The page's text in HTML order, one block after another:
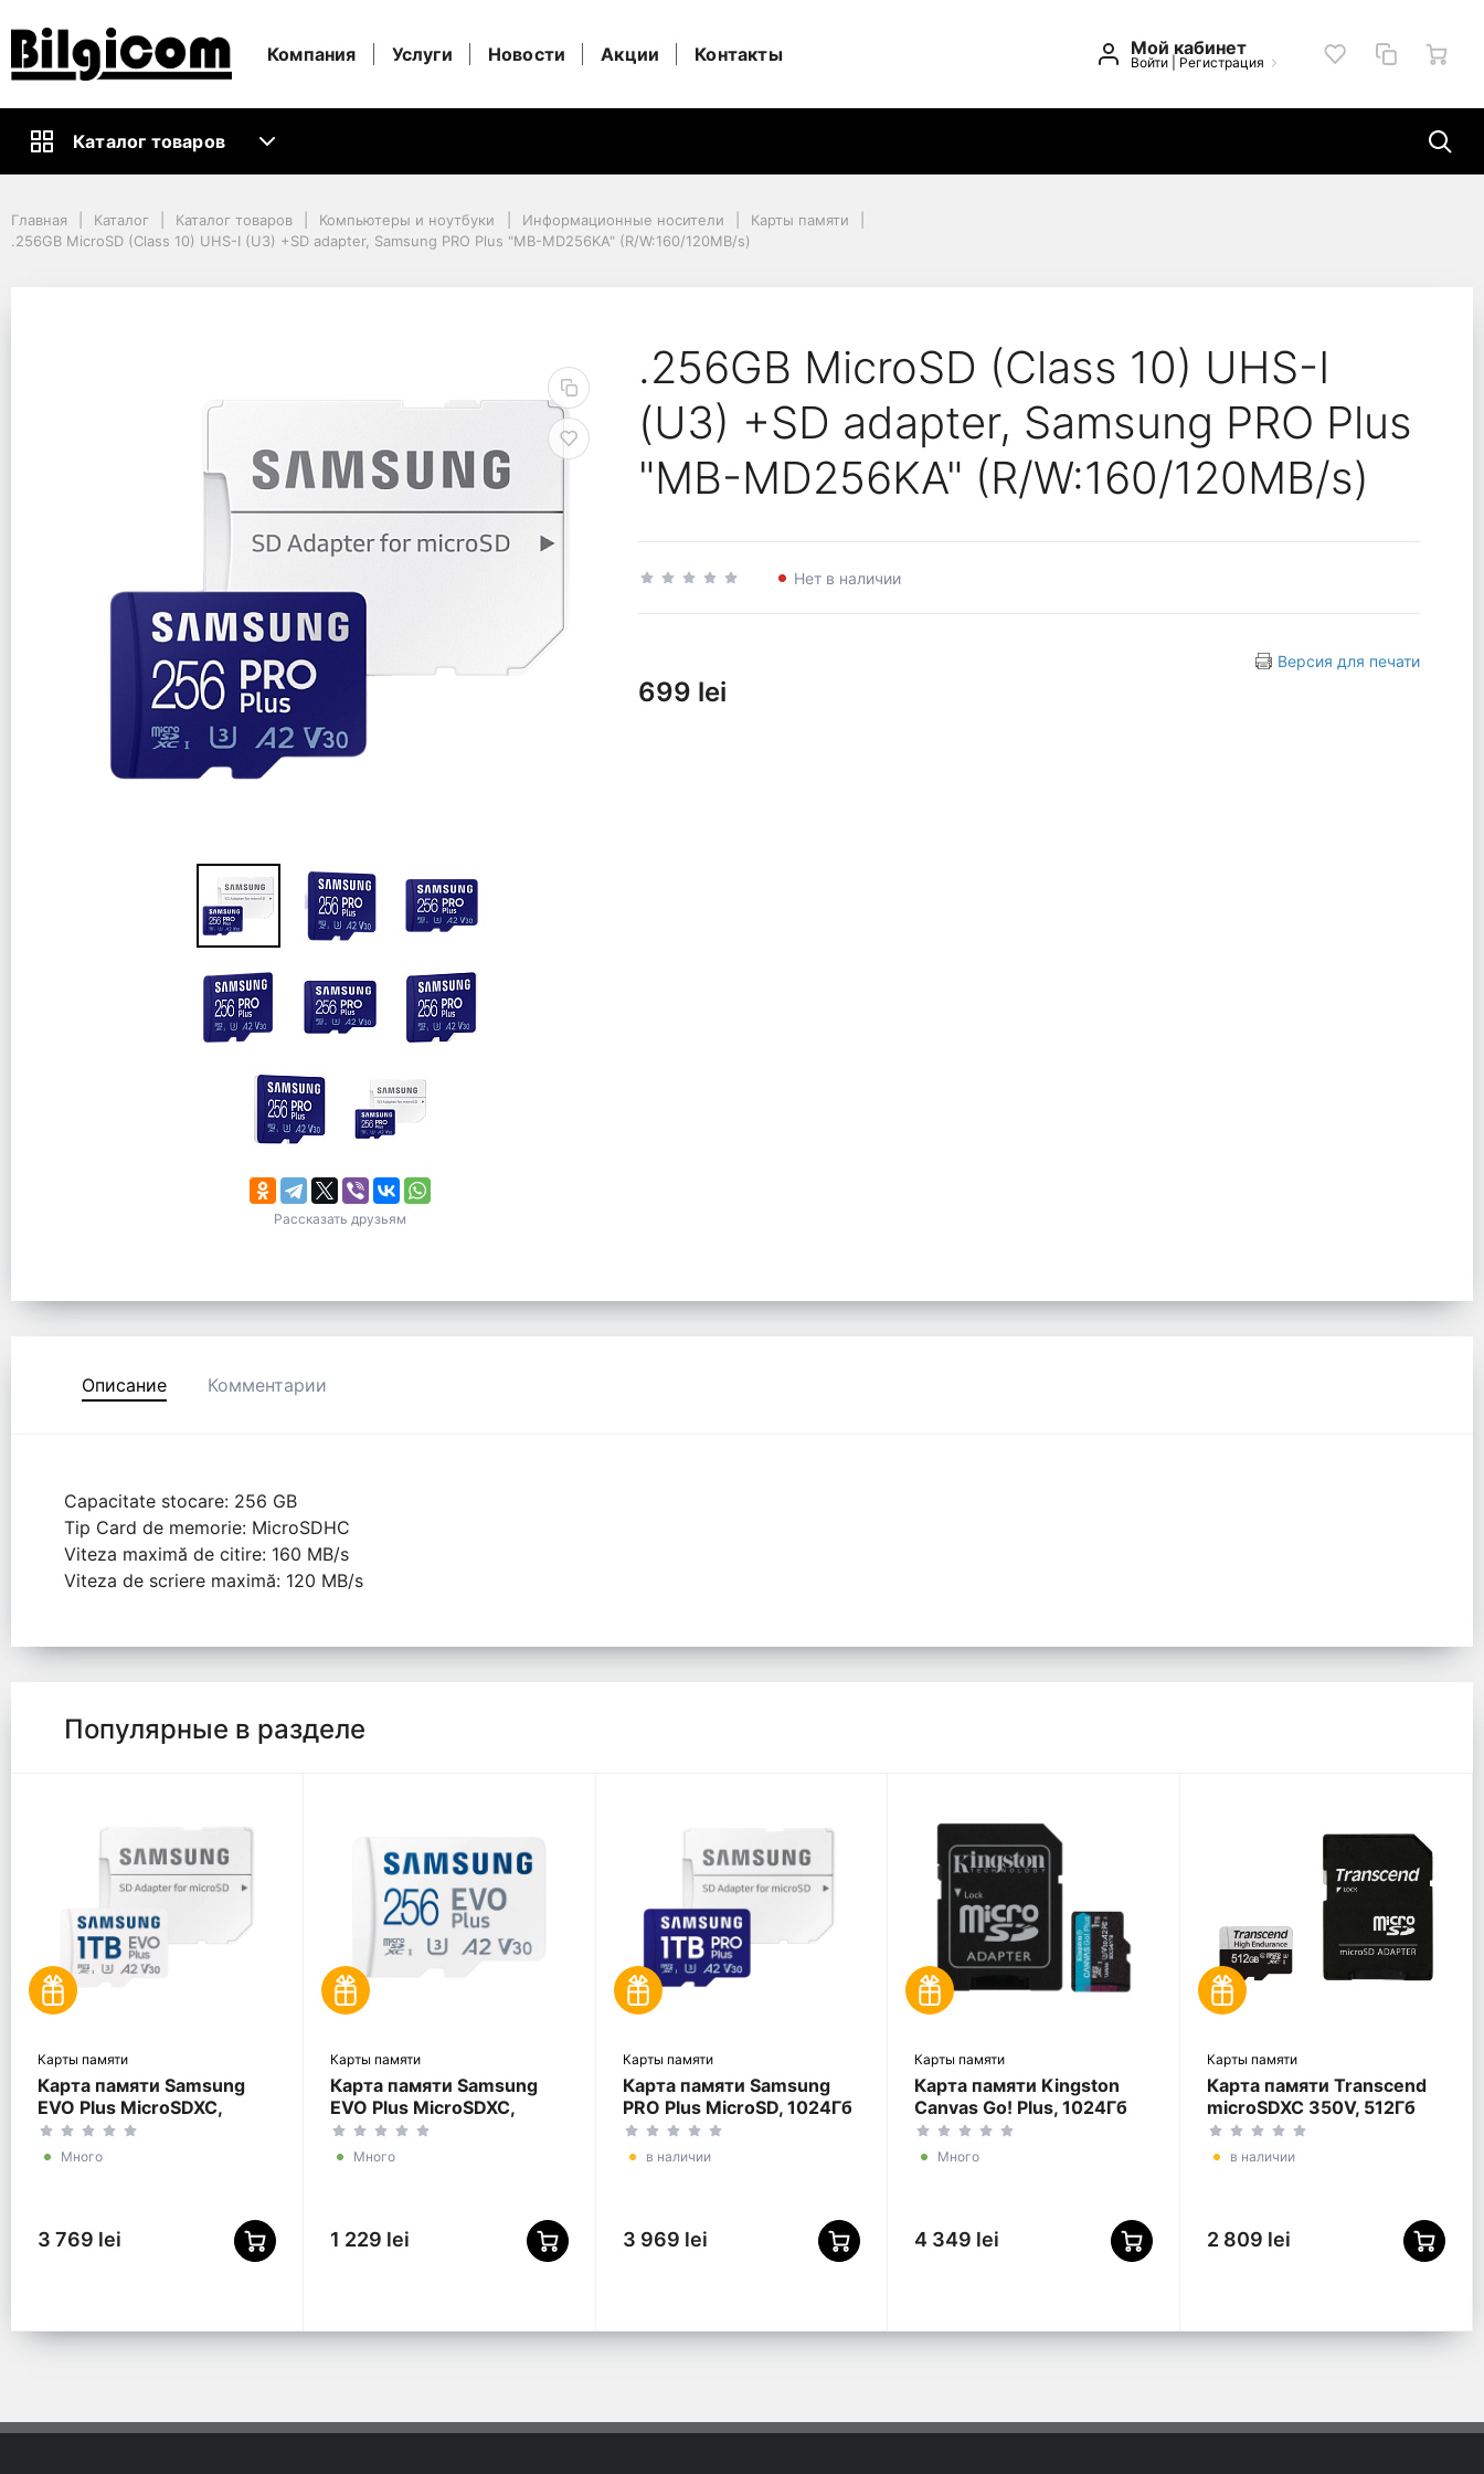
Мой кабинет
Войти| Регистрация
Компания Услуги Новости Акции Контакты
Каталог товаров
Главная
Компьютеры и ноутбуки
Информационные носители
Главная Каталог Каталог товаров Компьютеры и ноутбуки Информационные носители
Карты памяти
.256GB MicroSD (Class 10) UHS-I (U3) +SD adapter, Samsung PRO Plus "MB-MD256KA" (R/W:160/120MB/s)
Рассказать друзьям
.256GB MicroSD (Class 10) UHS-I
(U3) +SD adapter, Samsung PRO Plus
"MB-MD256KA" (R/W:160/120MB/s)
Нет в наличии
Версия для печати
699 lei
Описание Комментарии
Capacitate stocare: 256 GB
Tip Card de memorie: MicroSDHC
Viteza maximă de citire: 160 MB/s
Viteza de scriere maximă: 120 MB/s
Популярные в разделе
Карты памяти
Карта памяти Samsung
EVO Plus MicroSDXC,
1024Гб (MB-MC1T0SA/)
Много
3 769 lei
Карты памяти
Карта памяти Samsung
EVO Plus MicroSDXC,
256Гб (MB-MC256SA/KR)
Много
1 229 lei
Карты памяти
Карта памяти Samsung
PRO Plus MicroSD, 1024Гб
(MB-MD1T0SA/APC)
в наличии
3 969 lei
Карты памяти
Карта памяти Kingston
Canvas Go! Plus, 1024Гб
(SDCG4/1TB)
Много
4 349 lei
Карты памяти
Карта памяти Transcend
microSDXC 350V, 512Гб
(TS512GUSD350V)
в наличии
2 809 lei